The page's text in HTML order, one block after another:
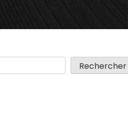
Rechercher